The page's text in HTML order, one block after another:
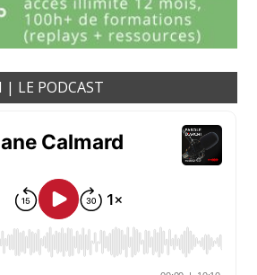
| LE PODCAST